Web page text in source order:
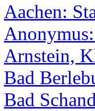
Aachen:
Arnstein,
Bad
Bad